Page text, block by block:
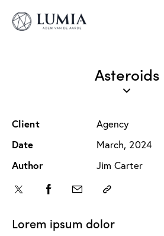
Asteroids
Client
Agency
Date
March, 2024
Author
Jim Carter
Lorem ipsum dolor